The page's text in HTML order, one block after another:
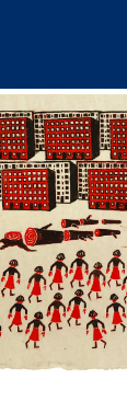
02625 Bautzen